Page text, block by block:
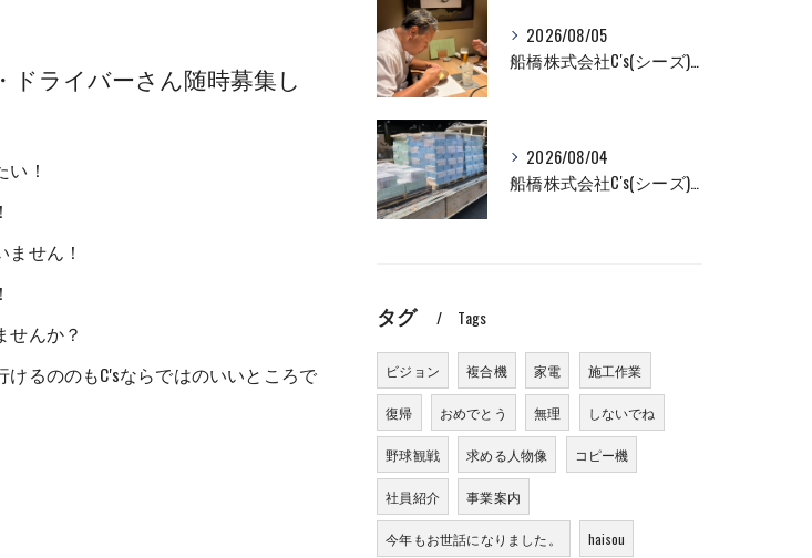
ドライバーさん随時募集し
！
せん！
せんか？
けるののもC'sならではのいいところで
2026/08/05
船橋株式会社C's(シーズ)商品輸送なら私たちにお任せください！お取引先様との交流を深めました！
2026/08/04
船橋株式会社C's(シーズ)商品輸送なら私たちにお任せください！
タグ Tags
ビジョン 複合機 家電 施工作業
復帰 おめでとう 無理 しないでね
野球観戦 求める人物像 コピー機
社員紹介 事業案内
今年もお世話になりました。 haisou